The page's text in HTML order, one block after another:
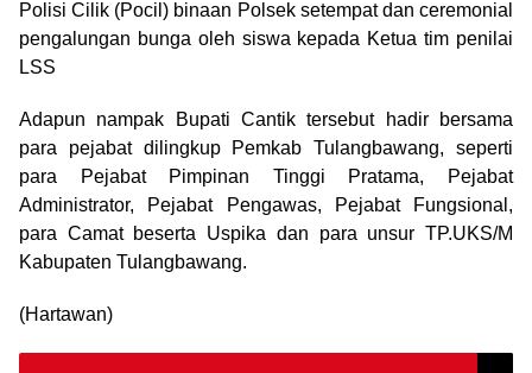
Polisi Cilik (Pocil) binaan Polsek setempat dan ceremonial
pengalungan bunga oleh siswa kepada Ketua tim penilai
LSS
Adapun nampak Bupati Cantik tersebut hadir bersama
para pejabat dilingkup Pemkab Tulangbawang, seperti
para Pejabat Pimpinan Tinggi Pratama, Pejabat
Administrator, Pejabat Pengawas, Pejabat Fungsional,
para Camat beserta Uspika dan para unsur TP.UKS/M
Kabupaten Tulangbawang.
(Hartawan)